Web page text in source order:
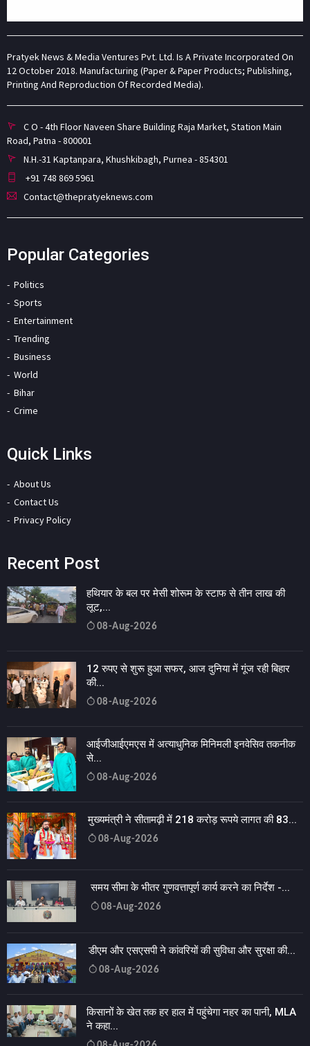
Pratyek News & Media Ventures Pvt. Ltd. Is A Private Incorporated On
12 October 2018. Manufacturing (Paper & Paper Products; Publishing,
Printing And Reproduction Of Recorded Media).
C O - 4th Floor Naveen Share Building Raja Market, Station Main
Road, Patna - 800001
N.H.-31 Kaptanpara, Khushkibagh, Purnea - 854301
+91 748 869 5961
Contact@thepratyeknews.com
Popular Categories
Politics
Sports
Entertainment
Trending
Business
World
Bihar
Crime
Quick Links
About Us
Contact Us
Privacy Policy
Recent Post
हथियार के बल पर मेसी शोरूम के स्टाफ से तीन लाख की
लूट,...
08-Aug-2026
12 रुपए से शुरू हुआ सफर, आज दुनिया में गूंज रही बिहार
की...
08-Aug-2026
आईजीआईएमएस में अत्याधुनिक मिनिमली इनवेसिव तकनीक
से...
08-Aug-2026
मुख्यमंत्री ने सीतामढ़ी में 218 करोड़ रूपये लागत की 83...
08-Aug-2026
समय सीमा के भीतर गुणवत्तापूर्ण कार्य करने का निर्देश -...
08-Aug-2026
डीएम और एसएसपी ने कांवरियों की सुविधा और सुरक्षा की...
08-Aug-2026
किसानों के खेत तक हर हाल में पहुंचेगा नहर का पानी, MLA
ने कहा...